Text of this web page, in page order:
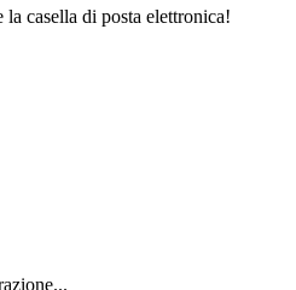
casella di posta elettronica!